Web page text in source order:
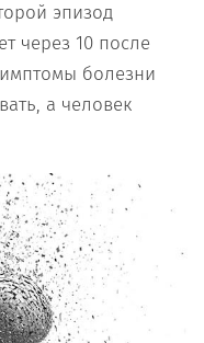
эпизод
через 10 после
болезни
а человек